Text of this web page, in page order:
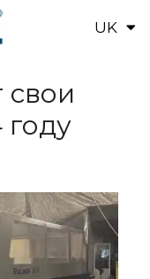
UK
EN
свои